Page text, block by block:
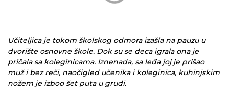
Učiteljica je tokom školskog odmora izašla na pauzu u
dvorište osnovne škole. Dok su se deca igrala ona je
pričala sa koleginicama. Iznenada, sa leđa joj je prišao
muž i bez reči, naočigled učenika i koleginica, kuhinjskim
nožem je izboo šet puta u grudi.